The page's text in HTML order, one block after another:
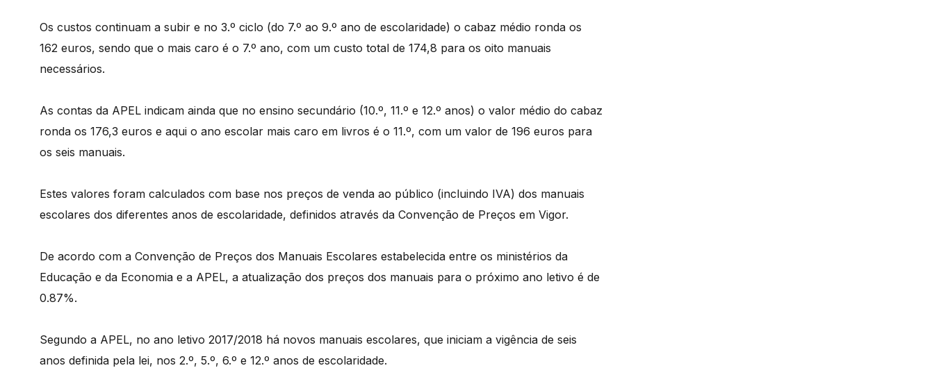
Os custos continuam a subir e no 3.º ciclo (do 7.º ao 9.º ano de escolaridade) o cabaz médio ronda os
162 euros, sendo que o mais caro é o 7.º ano, com um custo total de 174,8 para os oito manuais
necessários.
As contas da APEL indicam ainda que no ensino secundário (10.º, 11.º e 12.º anos) o valor médio do cabaz
ronda os 176,3 euros e aqui o ano escolar mais caro em livros é o 11.º, com um valor de 196 euros para
os seis manuais.
Estes valores foram calculados com base nos preços de venda ao público (incluindo IVA) dos manuais
escolares dos diferentes anos de escolaridade, definidos através da Convenção de Preços em Vigor.
De acordo com a Convenção de Preços dos Manuais Escolares estabelecida entre os ministérios da
Educação e da Economia e a APEL, a atualização dos preços dos manuais para o próximo ano letivo é de
0.87%.
Segundo a APEL, no ano letivo 2017/2018 há novos manuais escolares, que iniciam a vigência de seis
anos definida pela lei, nos 2.º, 5.º, 6.º e 12.º anos de escolaridade.